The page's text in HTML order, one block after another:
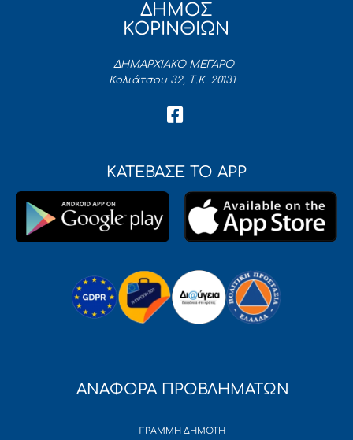
ΔΗΜΟΣ
ΚΟΡΙΝΘΙΩΝ
ΔΗΜΑΡΧΙΑΚΟ ΜΕΓΑΡΟ
Κολιάτσου 32, Τ.Κ. 20131
ΚΑΤΕΒΑΣΕ ΤΟ APP
ΑΝΑΦΟΡΑ ΠΡΟΒΛΗΜΑΤΩΝ
ΓΡΑΜΜΗ ΔΗΜΟΤΗ